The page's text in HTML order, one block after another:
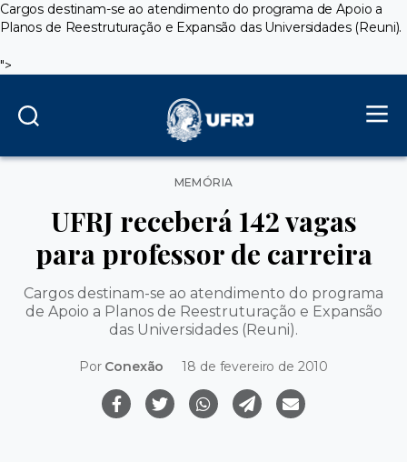
Cargos destinam-se ao atendimento do programa de Apoio a
Planos de Reestruturação e Expansão das Universidades (Reuni).
">
Categorias
MEMÓRIA
UFRJ receberá 142 vagas
para professor de carreira
Cargos destinam-se ao atendimento do programa
de Apoio a Planos de Reestruturação e Expansão
das Universidades (Reuni).
Por Conexão 18 de fevereiro de 2010